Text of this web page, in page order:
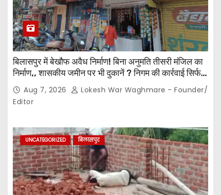
बिलासपुर में बेखौफ अवैध निर्माण! बिना अनुमति तीसरी मंजिल का
निर्माण,, शासकीय जमीन पर भी दुकानें ? निगम की कार्रवाई सिर्फ
नोटिस तक सीमित? मुख्य मार्ग पर नियमों की खुलेआम अनदेखी,
जिम्मेदार अधिकारियों की कार्यप्रणाली पर उठे सवाल…
Aug 7, 2026
Lokesh War Waghmare - Founder/
Editor
UNCATEGORIZED बिलासपुर